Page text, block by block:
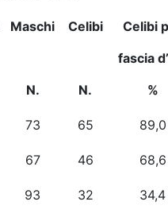
Maschi
N.
Celibi
N.
Celibi
fascia
%
73 65 89,0
67 46 68,6
93 32 34,4